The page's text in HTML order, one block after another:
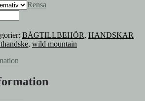
Rensa
BÅGTILLBEHÖR, HANDSKAR
, wild mountain